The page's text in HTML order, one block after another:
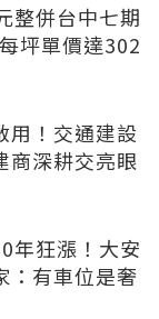
整併台中七期
坪單價達302
用！交通建設
商深耕交亮眼
年狂漲！大安
：有車位是奢